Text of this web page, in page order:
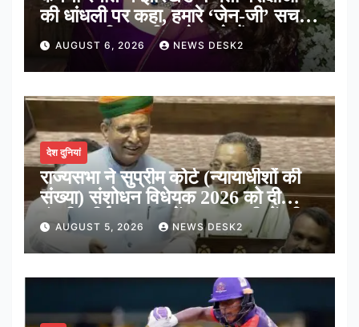
की धांधली पर कहा, हमारे ‘जेन-जी’ सच में
हर तरह की तकलीफ झेल रहे हैं
AUGUST 6, 2026 NEWS DESK2
देश दुनियां
राज्यसभा ने सुप्रीम कोर्ट (न्यायाधीशों की
संख्या) संशोधन विधेयक 2026 को दी
मंजूरी, शीर्ष अदालत में अब न्यायधीशों की
संख्या होगी 38
AUGUST 5, 2026 NEWS DESK2